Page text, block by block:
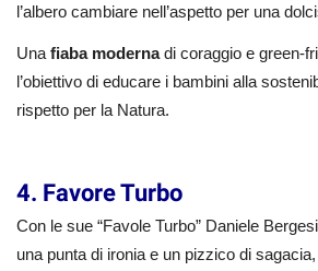
l’albero cambiare nell’aspetto per una
Una fiaba modernadi coraggio e green-
l’obiettivo di educare i bambini alla
rispetto per la Natura.
4. Favore Turbo
Con le sue “Favole Turbo” Daniele
una punta di ironia e un pizzico di